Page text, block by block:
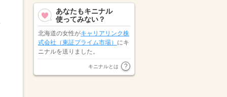
あなたもキニナル
使ってみない？
北海道の女性がキャリアリンク株
式会社（東証プライム市場） にキ
ニナルを送りました。
パーソルテンプスタッフカメイ株
式会社が宮城県の女性にキニナル
キニナルとは